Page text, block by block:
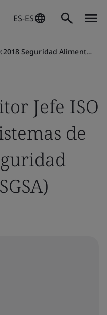
ES-ES
Seguridad Alimentaria
Jefe ISO
de